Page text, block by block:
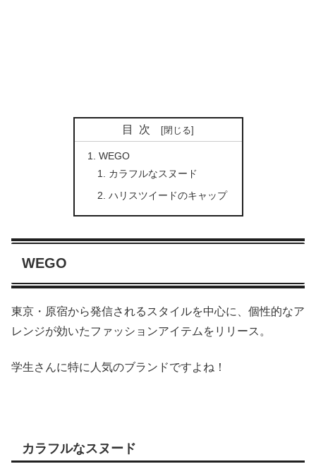
目次
WEGO
カラフルなスヌード
ハリスツイードのキャップ
WEGO
東京・原宿から発信されるスタイルを中心に、個性的なア
レンジが効いたファッションアイテムをリリース。
学生さんに特に人気のブランドですよね！
カラフルなスヌード